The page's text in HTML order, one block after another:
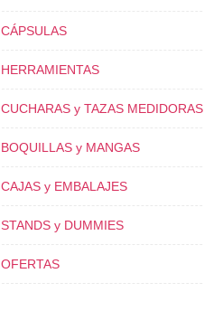
CÁPSULAS
HERRAMIENTAS
CUCHARAS y TAZAS MEDIDORAS
BOQUILLAS y MANGAS
CAJAS y EMBALAJES
STANDS y DUMMIES
OFERTAS